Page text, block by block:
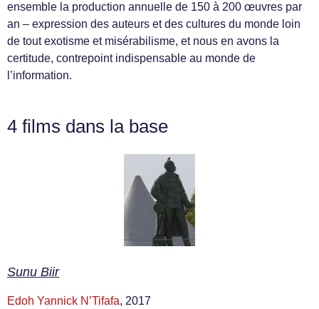
ensemble la production annuelle de 150 à 200 œuvres par
an – expression des auteurs et des cultures du monde loin
de tout exotisme et misérabilisme, et nous en avons la
certitude, contrepoint indispensable au monde de
l’information.
4 films dans la base
Sunu Biir
Edoh Yannick N’Tifafa, 2017